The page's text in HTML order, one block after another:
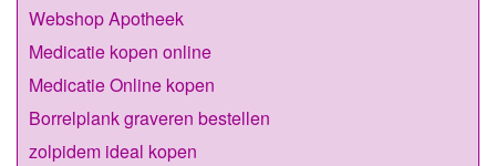
Webshop Apotheek
Medicatie kopen online
Medicatie Online kopen
Borrelplank graveren bestellen
zolpidem ideal kopen